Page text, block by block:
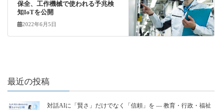
保全、工作機械で使われる予兆検
知IoTを公開
2022年6月5日
最近の投稿
対話AIに「賢さ」だけでなく「信頼」を ― 教育・行政・福祉